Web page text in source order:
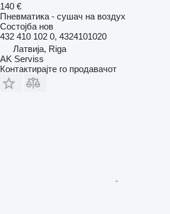
140 €
Пневматика - сушач на воздух
Состојба нов
432 410 102 0, 4324101020
Латвија, Riga
AK Serviss
Контактирајте го продавачот